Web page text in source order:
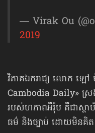
— Virak Ou
2019
វិភាគឯករាជ្យ លោក ឡៅ
Cambodia Daily» ស្រ
របស់ហភាពអឺរ៉ុប គឺជាស្ថា
ធម៌ និងច្បាប់ ដោយមិន